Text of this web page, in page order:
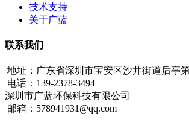
技术支持
关于广蓝
联系我们
地址：广东省深圳市宝安区沙井街道后亭
电话：139-2378-3494
深圳市广蓝环保科技有限公司
邮箱：578941931@qq.com